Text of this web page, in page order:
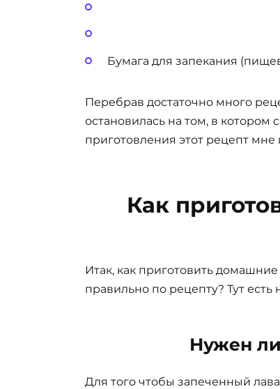
Бумага для запекания
Перебрав достаточно много
остановилась на том, в
приготовления этот рецепт
Как
Итак, как приготовить
правильно по рецепту? Тут
Нужен
Для того чтобы запеченный